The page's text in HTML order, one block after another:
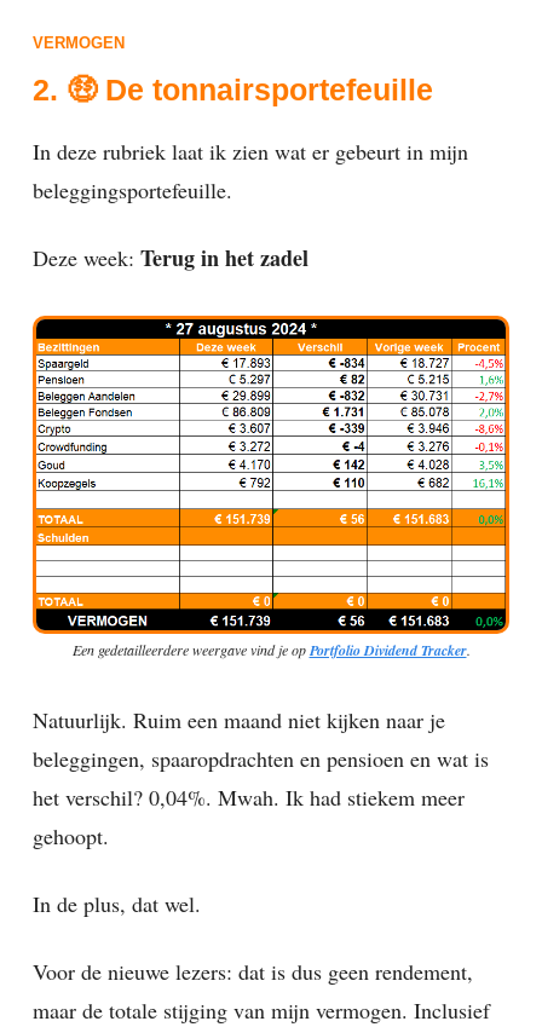
VERMOGEN
2. 🤑 De tonnairsportefeuille
In deze rubriek laat ik zien wat er gebeurt in mijn
beleggingsportefeuille.
Deze week: Terug in het zadel
Een gedetailleerdere weergave vind je opPortfolio Dividend Tracker.
Natuurlijk. Ruim een maand niet kijken naar je
beleggingen, spaaropdrachten en pensioen en wat is
het verschil? 0,04%. Mwah. Ik had stiekem meer
gehoopt.
In de plus, dat wel.
Voor de nieuwe lezers: dat is dus geen rendement,
maar de totale stijging van mijn vermogen. Inclusief